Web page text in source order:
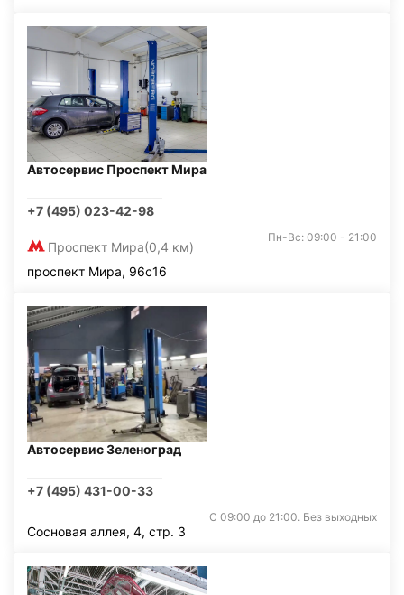
Автосервис Проспект Мира
+7 (495) 023-42-98
Проспект Мира(0,4 км)
Пн-Вс: 09:00 - 21:00
проспект Мира, 96с16
Автосервис Зеленоград
+7 (495) 431-00-33
С 09:00 до 21:00. Без выходных
Сосновая аллея, 4, стр. 3